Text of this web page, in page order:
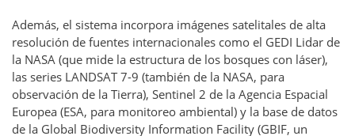
Además, el sistema incorpora imágenes satelitales de alta
resolución de fuentes internacionales como el GEDI Lidar de
la NASA (que mide la estructura de los bosques con láser),
las series LANDSAT 7-9 (también de la NASA, para
observación de la Tierra), Sentinel 2 de la Agencia Espacial
Europea (ESA, para monitoreo ambiental) y la base de datos
de la Global Biodiversity Information Facility (GBIF, un